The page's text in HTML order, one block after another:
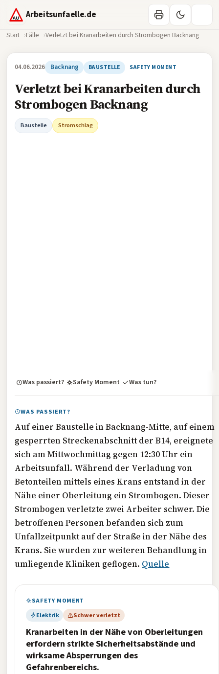
Arbeitsunfaelle.de
Start Fälle Verletzt bei Kranarbeiten durch Strombogen Backnang
04.06.2026 Backnang BAUSTELLE SAFETY MOMENT
Verletzt bei Kranarbeiten durch
Strombogen Backnang
Baustelle Stromschlag
Was passiert? Safety Moment Was tun?
WAS PASSIERT?
Auf einer Baustelle in Backnang-Mitte, auf einem
gesperrten Streckenabschnitt der B14, ereignete
sich am Mittwochmittag gegen 12:30 Uhr ein
Arbeitsunfall. Während der Verladung von
Betonteilen mittels eines Krans entstand in der
Nähe einer Oberleitung ein Strombogen. Dieser
Strombogen verletzte zwei Arbeiter schwer. Die
betroffenen Personen befanden sich zum
Unfallzeitpunkt auf der Straße in der Nähe des
Krans. Sie wurden zur weiteren Behandlung in
umliegende Kliniken geflogen. Quelle
SAFETY MOMENT
Elektrik
Schwer verletzt
Kranarbeiten in der Nähe von Oberleitungen
erfordern strikte Sicherheitsabstände und
wirksame Absperrungen des
Gefahrenbereichs.